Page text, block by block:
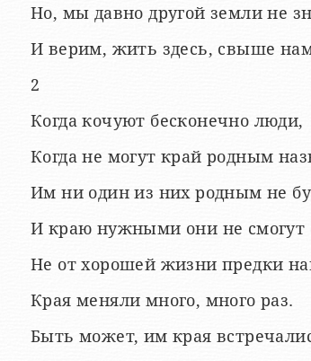
Но, мы давно другой земли не
И верим, жить здесь, свыше
2
Когда кочуют бесконечно люди,
Когда не могут край родным
Им ни один из них родным не
И краю нужными они не смогут
Не от хорошей жизни предки
Края меняли много, много раз.
Быть может, им края